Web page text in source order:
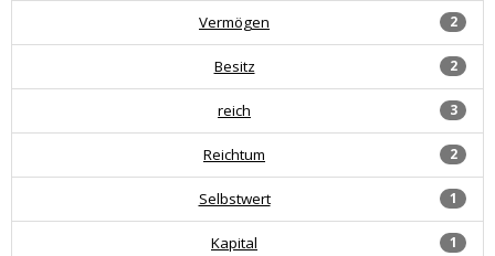
2
Vermögen
2
Besitz
3
reich
2
Reichtum
1
Selbstwert
1
Kapital